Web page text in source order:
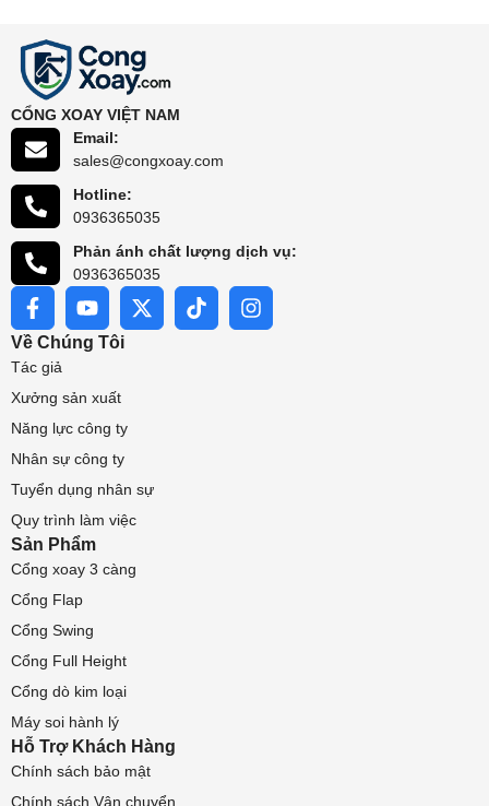
CỔNG XOAY VIỆT NAM
Email:
sales@congxoay.com
Hotline:
0936365035
Phản ánh chất lượng dịch vụ:
0936365035
Về Chúng Tôi
Tác giả
Xưởng sản xuất
Năng lực công ty
Nhân sự công ty
Tuyển dụng nhân sự
Quy trình làm việc
Sản Phẩm
Cổng xoay 3 càng
Cổng Flap
Cổng Swing
Cổng Full Height
Cổng dò kim loại
Máy soi hành lý
Hỗ Trợ Khách Hàng
Chính sách bảo mật
Chính sách Vận chuyển